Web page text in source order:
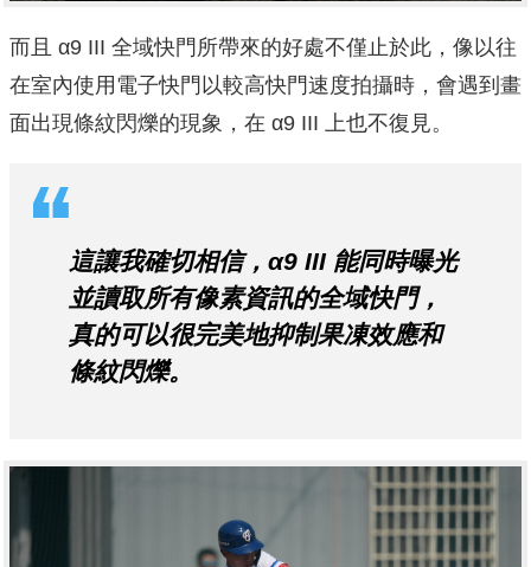
而且 α9 III 全域快門所帶來的好處不僅止於此，像以往
在室內使用電子快門以較高快門速度拍攝時，會遇到畫
面出現條紋閃爍的現象，在 α9 III 上也不復見。
這讓我確切相信，α9 III 能同時曝光
並讀取所有像素資訊的全域快門，
真的可以很完美地抑制果凍效應和
條紋閃爍。